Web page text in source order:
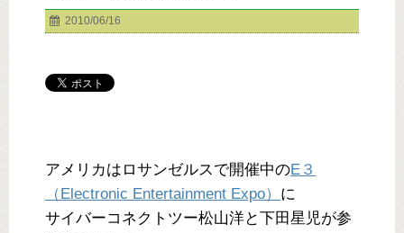
2010/06/16
アメリカはロサンゼルスで開催中のE３
（Electronic Entertainment Expo） に
サイバーコネクトツー松山洋と下田星児が参